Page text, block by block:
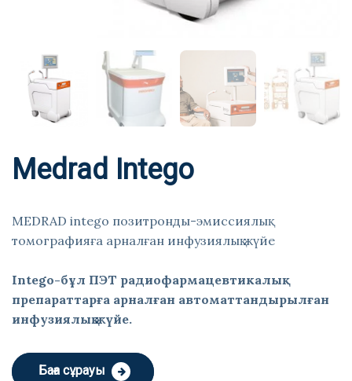
Medrad Intego
MEDRAD intego позитронды-эмиссиялық
томографияға арналған инфузиялық жүйе
Intego-бұл ПЭТ радиофармацевтикалық
препараттарға арналған автоматтандырылған
инфузиялық жүйе.
Баға сұрауы